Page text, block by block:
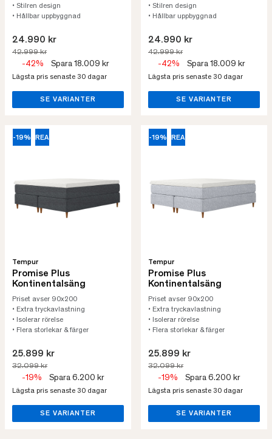
• Stilren design
• Hållbar uppbyggnad
24.990 kr
42.999 kr
-42% Spara 18.009 kr
Lägsta pris senaste 30 dagar
SE VARIANTER
• Stilren design
• Hållbar uppbyggnad
24.990 kr
42.999 kr
-42% Spara 18.009 kr
Lägsta pris senaste 30 dagar
SE VARIANTER
-19% REA
Tempur
Promise Plus
Kontinentalsäng
Priset avser 90x200
• Extra tryckavlastning
• Isolerar rörelse
• Flera storlekar & färger
25.899 kr
32.099 kr
-19% Spara 6.200 kr
Lägsta pris senaste 30 dagar
SE VARIANTER
-19% REA
Tempur
Promise Plus
Kontinentalsäng
Priset avser 90x200
• Extra tryckavlastning
• Isolerar rörelse
• Flera storlekar & färger
25.899 kr
32.099 kr
-19% Spara 6.200 kr
Lägsta pris senaste 30 dagar
SE VARIANTER